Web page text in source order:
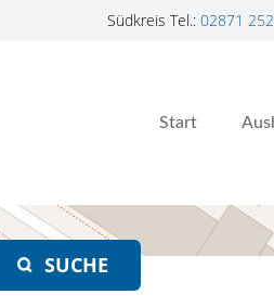
Südkreis Tel.: 02871
Start
SUCHE